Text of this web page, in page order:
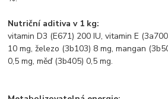
Nutriční aditiva v 1 kg:
vitamin D3 (E671) 200 IU, vitamin E
10 mg, železo (3b103) 8 mg, mangan
0,5 mg, měď (3b405) 0,5 mg.